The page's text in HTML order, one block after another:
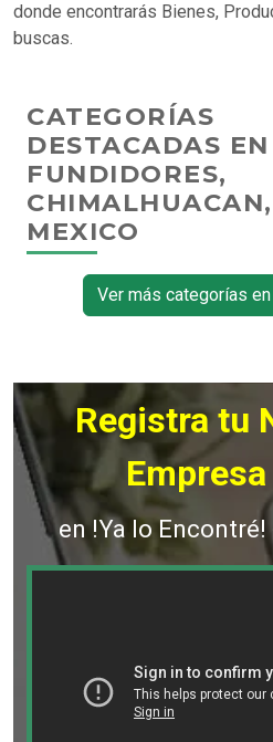
donde encontrarás Bienes,
buscas.
CATEGORÍAS
DESTACADAS EN
FUNDIDORES,
CHIMALHUACAN,
MEXICO
Ver más categorías
Registra tu
en !Ya lo Encontré!